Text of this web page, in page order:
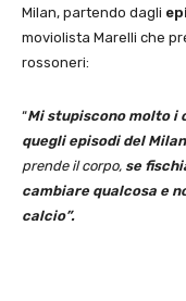
Milan, partendo dagli
moviolista Marelli che
rossoneri:
“Mi stupiscono molto i
quegli episodi del Milan
prende il corpo, se
cambiare qualcosa e
calcio”.